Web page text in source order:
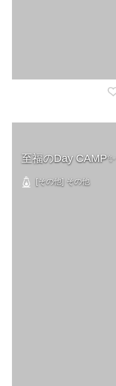
至福のDay CAMP✨
[その他] その他